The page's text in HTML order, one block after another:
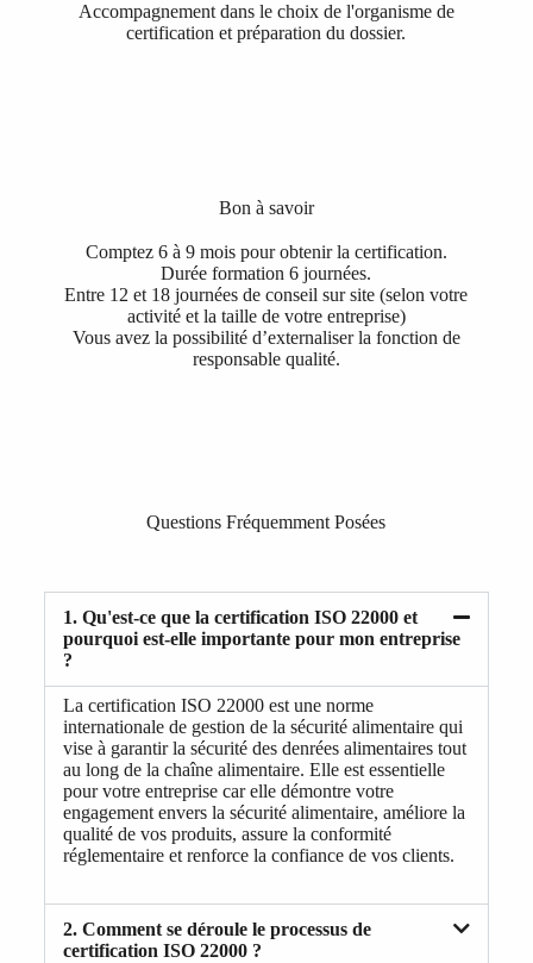
Accompagnement dans le choix de l'organisme de
certification et préparation du dossier.
Bon à savoir
Comptez 6 à 9 mois pour obtenir la certification.
Durée formation 6 journées.
Entre 12 et 18 journées de conseil sur site (selon votre
activité et la taille de votre entreprise)
Vous avez la possibilité d’externaliser la fonction de
responsable qualité.
Questions Fréquemment Posées
1. Qu'est-ce que la certification ISO 22000 et
pourquoi est-elle importante pour mon entreprise
?
La certification ISO 22000 est une norme
internationale de gestion de la sécurité alimentaire qui
vise à garantir la sécurité des denrées alimentaires tout
au long de la chaîne alimentaire. Elle est essentielle
pour votre entreprise car elle démontre votre
engagement envers la sécurité alimentaire, améliore la
qualité de vos produits, assure la conformité
réglementaire et renforce la confiance de vos clients.
2. Comment se déroule le processus de
certification ISO 22000 ?